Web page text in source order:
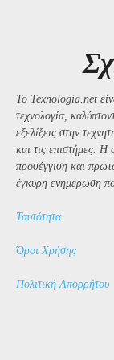
Το Texnologia.net
τεχνολογία,
εξελίξεις στην
και τις επιστήμες. Η
προσέγγιση και
έγκυρη ενημέρωση
Ταυτότητα
Όροι Χρήσης
Πολιτική Απορρήτου